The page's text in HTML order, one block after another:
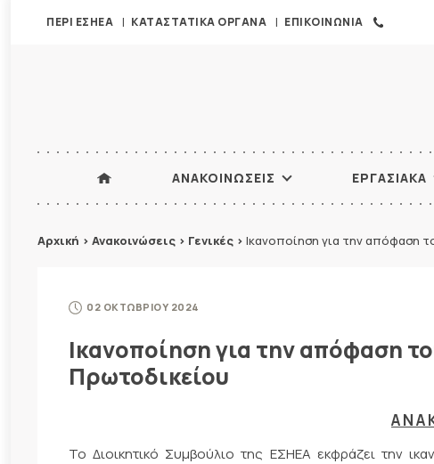
ΠΕΡΙ ΕΣΗΕΑ ΚΑΤΑΣΤΑΤΙΚΑ ΟΡΓΑΝΑ ΕΠΙΚΟΙΝΩΝΙΑ
ΑΝΑΚΟΙΝΩΣΕΙΣ ΕΡΓΑΣΙΑΚΑ
Αρχική > Ανακοινώσεις > Γενικές > Ικανοποίηση για την απόφαση
02 ΟΚΤΩΒΡΙΟΥ 2024
Ικανοποίηση για την απόφαση
Πρωτοδικείου
Α Ν Α
Το Διοικητικό Συμβούλιο της ΕΣΗΕΑ εκφράζει την